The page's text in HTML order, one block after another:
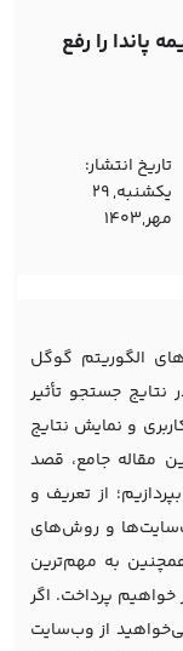
پاندا را رفع
تاریخ انتشار:
یکشنبه, 29
مهر,1403
الگوریتم گوگل
جستجو تأثیر
و نمایش نتایج
مقاله جامع، قصد
از تعریف و
و روش‌های
به مهم‌ترین
خواهیم پرداخت. اگر
از وب‌سایت